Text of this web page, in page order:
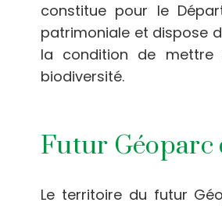
constitue pour le
patrimoniale et dispose
la condition de mettre
biodiversité.
Futur Géoparc
Le territoire du futur